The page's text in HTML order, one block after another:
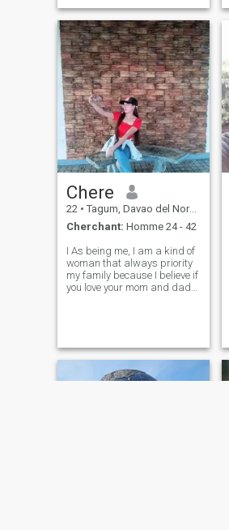
cœurs
is genuine!
Chere
22 • Tagum, Davao del Norte, Philippines
Cherchant: Homme 24 - 42
I As being me, I am a kind of
woman that always priority
my family because I believe if
you love your mom and dad
and loving person😊.